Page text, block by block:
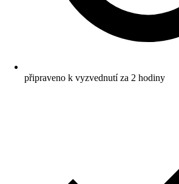
připraveno k vyzvednutí za 2 hodiny